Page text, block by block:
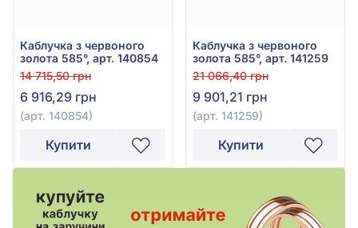
Каблучка з червоного
золота 585°, арт. 140854
14 715,50 грн
6 916,29 грн
(арт. 140854)
Купити
Каблучка з червоного
золота 585°, арт. 141259
21 066,40 грн
9 901,21 грн
(арт. 141259)
Купити